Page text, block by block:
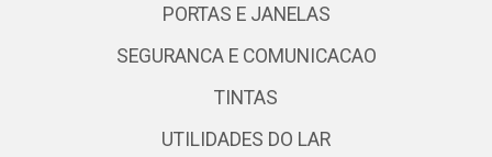
PORTAS E JANELAS
SEGURANCA E COMUNICACAO
TINTAS
UTILIDADES DO LAR